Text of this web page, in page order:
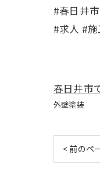
#春日井
#求人 #
春日井市
外壁塗装
< 前のペ